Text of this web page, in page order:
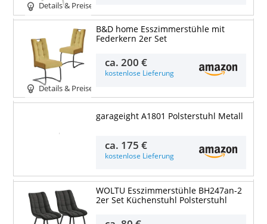
Details & Preise
Details & Preise
B&D home Esszimmerstühle mit
Federkern 2er Set
ca.200 €
kostenlose Lieferung
garageight A1801 Polsterstuhl Metall
ca. 175 €
kostenlose Lieferung
WOLTU Esszimmerstühle BH247an-2
2er Set Küchenstuhl Polsterstuhl